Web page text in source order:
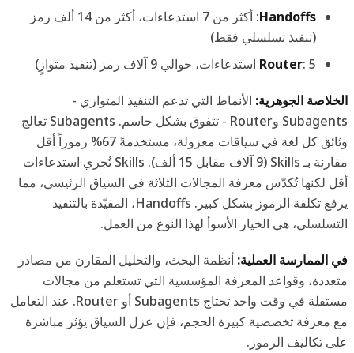
Handoffs
: أكثر من 7 استدعاءات، أكثر من 14 ألف رمز
(تنفيذ تسلسلي فقط)
Router: 5 استدعاءات، حوالي 9 آلاف رمز (تنفيذ متوازٍ)
الخلاصة الجوهرية: الأنماط التي تدعم التنفيذ المتوازي -
Subagents وRouter - تتفوق بشكل حاسم. Subagents تعالج
وثائق كل لغة في سياقات معزولة، مستخدمةً 67% رموزاً أقل
مقارنة بـ Skills (9 آلاف مقابل 15 ألف). Skills تُجري استدعاءات
أقل لكنها تُكدّس معرفة المجالات الثلاثة في السياق الرئيسي، مما
يرفع تكلفة الرموز بشكل كبير. Handoffs، المقيّدة بالتنفيذ
التسلسلي، هي الخيار الأسوأ لهذا النوع من العمل.
في الممارسة العملية: أنظمة البحث، والتحليل المقارن من مصادر
متعددة، وقواعد المعرفة المؤسسية التي تستعلم من مجالات
مستقلة في وقت واحد تحتاج Subagents أو Router. عند التعامل
مع معرفة تخصصية كبيرة الحجم، فإن عزل السياق يؤثر مباشرة
على تكاليف الرموز.